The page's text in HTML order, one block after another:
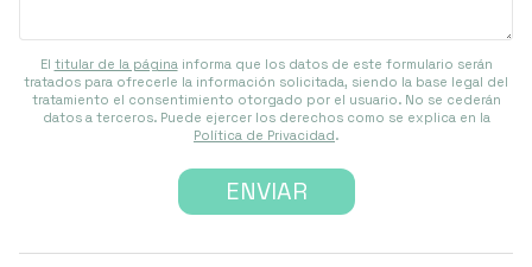
El titular de la página informa que los datos de este formulario serán
tratados para ofrecerle la información solicitada, siendo la base legal del
tratamiento el consentimiento otorgado por el usuario. No se cederán
datos a terceros. Puede ejercer los derechos como se explica en la
Política de Privacidad.